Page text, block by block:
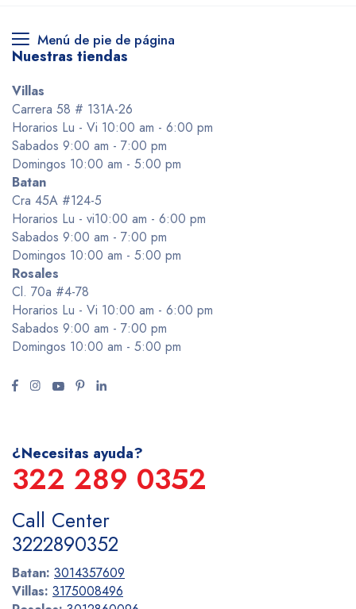
Menú de pie de página
Nuestras tiendas
Villas
Carrera 58 # 131A-26
Horarios Lu - Vi 10:00 am - 6:00 pm
Sabados 9:00 am - 7:00 pm
Domingos 10:00 am - 5:00 pm
Batan
Cra 45A #124-5
Horarios Lu - vi10:00 am - 6:00 pm
Sabados 9:00 am - 7:00 pm
Domingos 10:00 am - 5:00 pm
Rosales
Cl. 70a #4-78
Horarios Lu - Vi 10:00 am - 6:00 pm
Sabados 9:00 am - 7:00 pm
Domingos 10:00 am - 5:00 pm
¿Necesitas ayuda?
322 289 0352
Call Center
3222890352
Batan: 3014357609
Villas: 3175008496